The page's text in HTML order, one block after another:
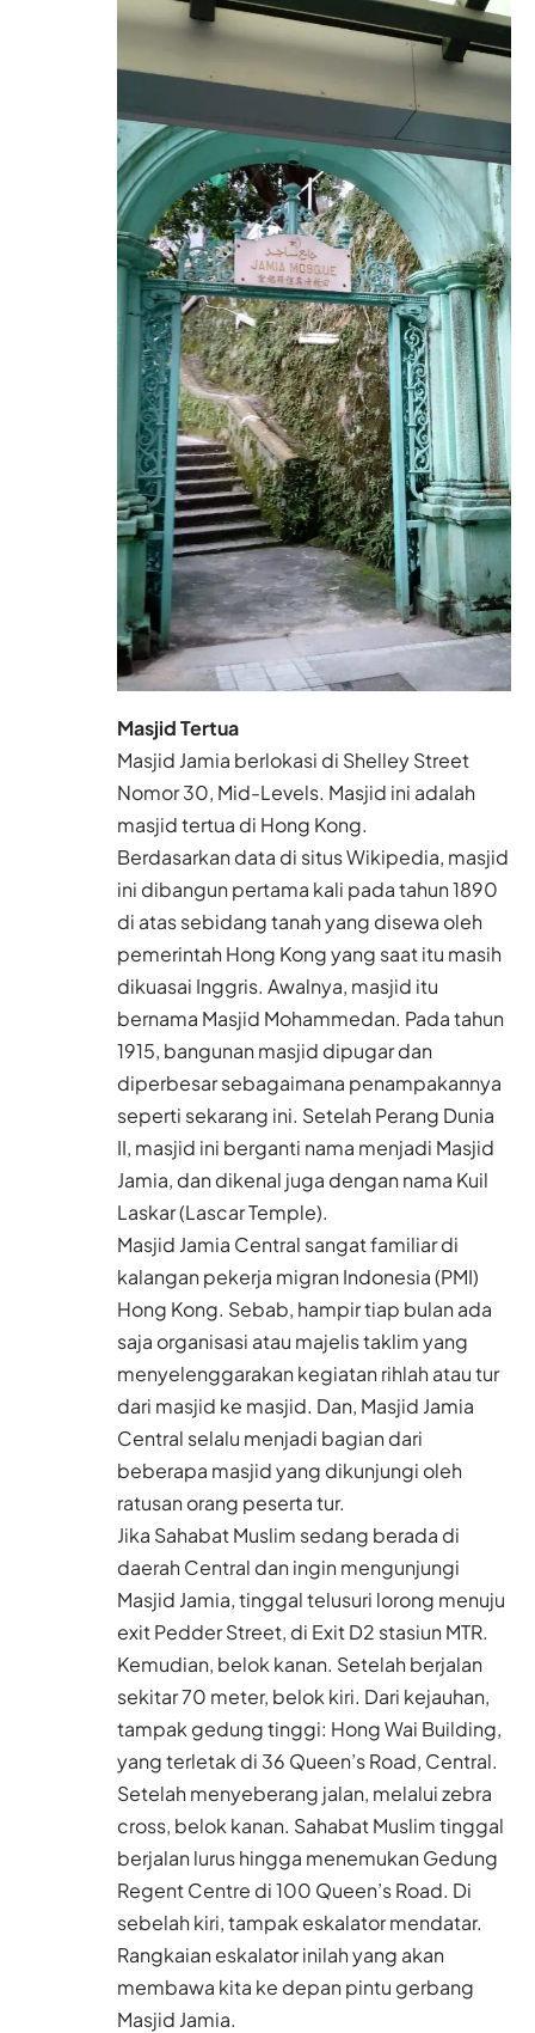
Masjid Tertua
Masjid Jamia berlokasi di Shelley Street
Nomor 30, Mid-Levels. Masjid ini adalah
masjid tertua di Hong Kong.
Berdasarkan data di situs Wikipedia, masjid
ini dibangun pertama kali pada tahun 1890
di atas sebidang tanah yang disewa oleh
pemerintah Hong Kong yang saat itu masih
dikuasai Inggris. Awalnya, masjid itu
bernama Masjid Mohammedan. Pada tahun
1915, bangunan masjid dipugar dan
diperbesar sebagaimana penampakannya
seperti sekarang ini. Setelah Perang Dunia
II, masjid ini berganti nama menjadi Masjid
Jamia, dan dikenal juga dengan nama Kuil
Laskar (Lascar Temple).
Masjid Jamia Central sangat familiar di
kalangan pekerja migran Indonesia (PMI)
Hong Kong. Sebab, hampir tiap bulan ada
saja organisasi atau majelis taklim yang
menyelenggarakan kegiatan rihlah atau tur
dari masjid ke masjid. Dan, Masjid Jamia
Central selalu menjadi bagian dari
beberapa masjid yang dikunjungi oleh
ratusan orang peserta tur.
Jika Sahabat Muslim sedang berada di
daerah Central dan ingin mengunjungi
Masjid Jamia, tinggal telusuri lorong menuju
exit Pedder Street, di Exit D2 stasiun MTR.
Kemudian, belok kanan. Setelah berjalan
sekitar 70 meter, belok kiri. Dari kejauhan,
tampak gedung tinggi: Hong Wai Building,
yang terletak di 36 Queen’s Road, Central.
Setelah menyeberang jalan, melalui zebra
cross, belok kanan. Sahabat Muslim tinggal
berjalan lurus hingga menemukan Gedung
Regent Centre di 100 Queen’s Road. Di
sebelah kiri, tampak eskalator mendatar.
Rangkaian eskalator inilah yang akan
membawa kita ke depan pintu gerbang
Masjid Jamia.